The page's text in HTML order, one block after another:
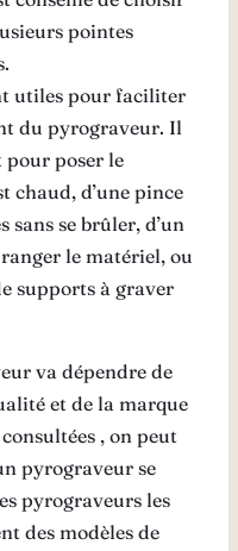
pointes
utiles pour faciliter
du pyrograveur. Il
pour poser le
chaud, d’une pince
sans se brûler, d’un
le matériel, ou
supports à graver
va dépendre de
et de la marque
, on peut
pyrograveur se
pyrograveurs les
des modèles de